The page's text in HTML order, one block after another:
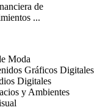
de
...